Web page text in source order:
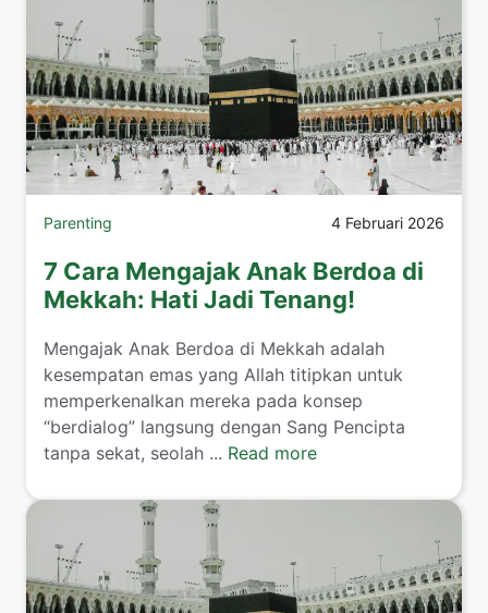
Parenting 4 Februari 2026
7 Cara Mengajak Anak Berdoa di
Mekkah: Hati Jadi Tenang!
​Mengajak Anak Berdoa di Mekkah adalah
kesempatan emas yang Allah titipkan untuk
memperkenalkan mereka pada konsep
“berdialog” langsung dengan Sang Pencipta
tanpa sekat, seolah ... Read more